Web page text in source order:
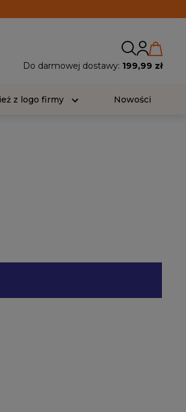
Do darmowej dostawy: 199,99 zł
z logo firmy Nowości